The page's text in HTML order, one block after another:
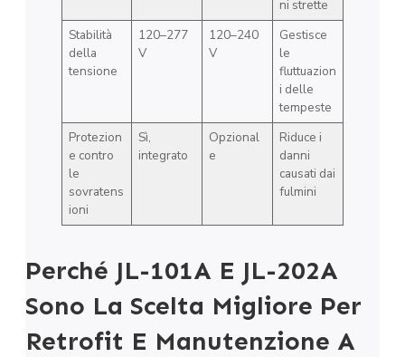
ni strette
Stabilità
della
tensione
120–277
V
120–240
V
Gestisce
le
fluttuazion
i delle
tempeste
Protezion
e contro
le
sovratens
ioni
Sì,
integrato
Opzional
e
Riduce i
danni
causati dai
fulmini
Perché JL-101A E JL-202A
Sono La Scelta Migliore Per
Retrofit E Manutenzione A